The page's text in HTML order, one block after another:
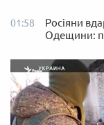
01:58
Росіяни
Одещини: